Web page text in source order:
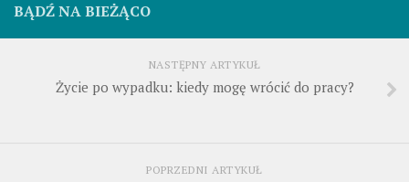
BĄDŹ NA BIEŻĄCO
NASTĘPNY ARTYKUŁ
Życie po wypadku: kiedy mogę wrócić do pracy?
POPRZEDNI ARTYKUŁ